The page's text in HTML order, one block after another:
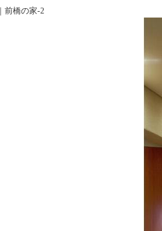
｜前橋の家-2